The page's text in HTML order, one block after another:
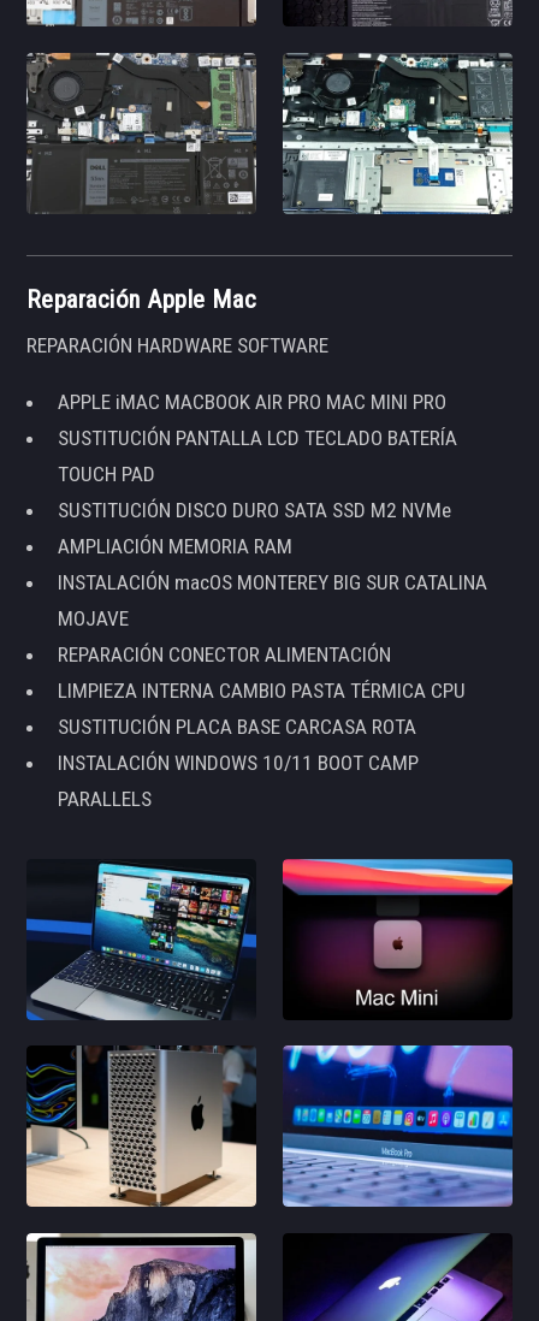
Reparación Apple Mac
REPARACIÓN HARDWARE SOFTWARE
APPLE iMAC MACBOOK AIR PRO MAC MINI PRO
SUSTITUCIÓN PANTALLA LCD TECLADO BATERÍA
TOUCH PAD
SUSTITUCIÓN DISCO DURO SATA SSD M2 NVMe
AMPLIACIÓN MEMORIA RAM
INSTALACIÓN macOS MONTEREY BIG SUR CATALINA
MOJAVE
REPARACIÓN CONECTOR ALIMENTACIÓN
LIMPIEZA INTERNA CAMBIO PASTA TÉRMICA CPU
SUSTITUCIÓN PLACA BASE CARCASA ROTA
INSTALACIÓN WINDOWS 10/11 BOOT CAMP
PARALLELS